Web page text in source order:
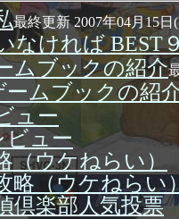
最終更新 2007年04月15日
なければ BEST９
ムブックの紹介
ムブックの紹
ュー
ビュー
（ウケねらい）
略（ウケねらい
倶楽部人気投票